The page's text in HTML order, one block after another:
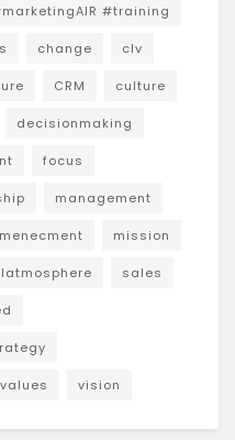
#training
change clv
CRM culture
decisionmaking
focus
management
menecment mission
sales
values vision